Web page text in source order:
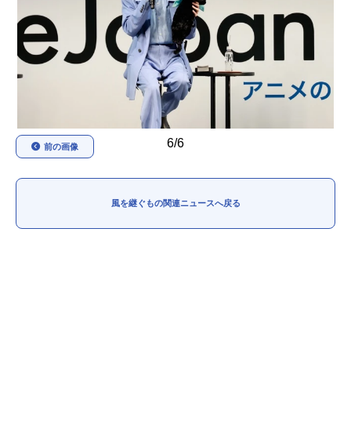
今期アニメ曜日別一覧
春アニメ 夏アニメ
冬アニメ
男性声優/女性声優一覧
6/6
前の画像
風を継ぐもの関連ニュースへ戻る